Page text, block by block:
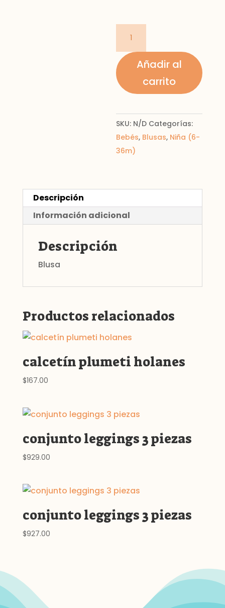
estampado
cantidadAñadir al
carrito
SKU: N/D Categorías:
Bebés, Blusas, Niña (6-
36m)
Descripción
Información adicional
Descripción
Blusa
Productos relacionados
calcetín plumeti holanes
$167.00
conjunto leggings 3 piezas
$929.00
conjunto leggings 3 piezas
$927.00